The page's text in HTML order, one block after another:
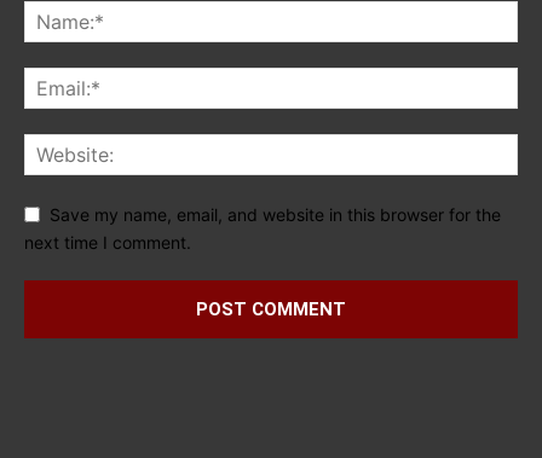
Save my name, email, and website in this browser for the
next time I comment.